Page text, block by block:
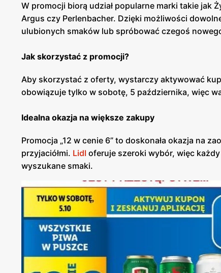
W promocji biorą udział popularne marki takie jak
Argus czy Perlenbacher. Dzięki możliwości
ulubionych smaków lub spróbować czegoś
Jak skorzystać z promocji?
Aby skorzystać z oferty, wystarczy aktywować
obowiązuje tylko w sobotę, 5 października, więc
Idealna okazja na większe zakupy
Promocja „12 w cenie 6” to doskonała okazja na
przyjaciółmi. Lidl oferuje szeroki wybór, więc
wyszukane smaki.